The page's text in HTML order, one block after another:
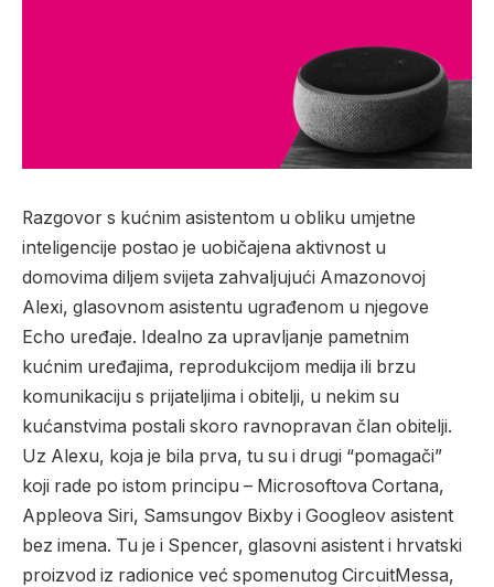
Razgovor s kućnim asistentom u obliku umjetne
inteligencije postao je uobičajena aktivnost u
domovima diljem svijeta zahvaljujući Amazonovoj
Alexi, glasovnom asistentu ugrađenom u njegove
Echo uređaje. Idealno za upravljanje pametnim
kućnim uređajima, reprodukcijom medija ili brzu
komunikaciju s prijateljima i obitelji, u nekim su
kućanstvima postali skoro ravnopravan član obitelji.
Uz Alexu, koja je bila prva, tu su i drugi “pomagači”
koji rade po istom principu – Microsoftova Cortana,
Appleova Siri, Samsungov Bixby i Googleov asistent
bez imena. Tu je i Spencer, glasovni asistent i hrvatski
proizvod iz radionice već spomenutog CircuitMessa,